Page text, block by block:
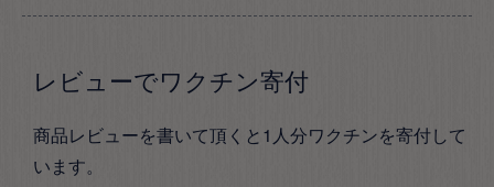
レビューでワクチン寄付
商品レビューを書いて頂くと1人分ワクチンを寄付して
います。